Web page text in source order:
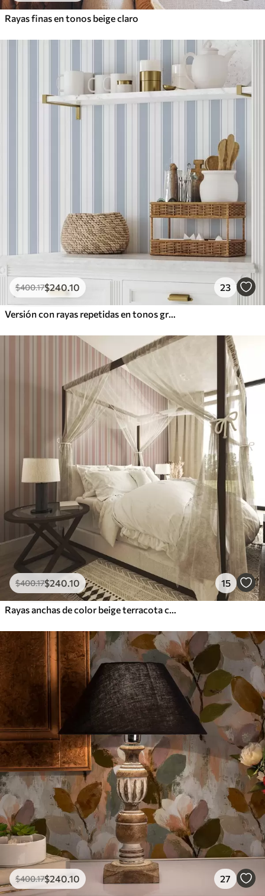
Rayas finas en tonos beige claro
$400.17$240.10 23
Versión con rayas repetidas en tonos grises y azules
$400.17$240.10 15
Rayas anchas de color beige terracota con un acento grisáceo
$400.17$240.10 27